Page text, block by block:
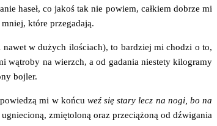
haseł, co jakoś tak nie powiem, cał­kiem dobrze mi
któ­re przegadają.
w dużych ilo­ściach), to bar­dziej mi cho­dzi o to,
wątro­by na wierzch, a od gada­nia nie­ste­ty kilo­gra­my
bojler.
mi w koń­cu weź się sta­ry lecz na nogi, bo na
zmię­to­lo­ną oraz prze­cią­żo­ną od dźwi­ga­nia